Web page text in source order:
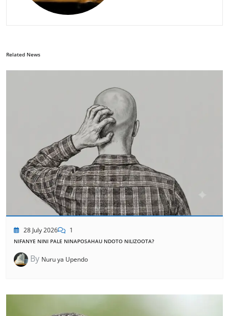
Related News
28 July 2026 1
NIFANYE NINI PALE NINAPOSAHAU NDOTO NILIZOOTA?
By Nuru ya Upendo